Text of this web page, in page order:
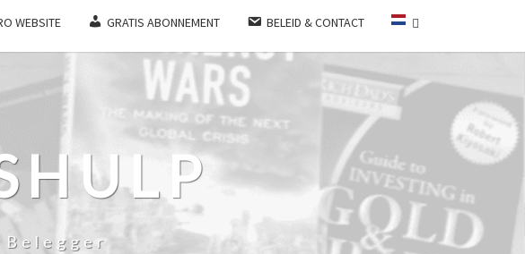
WEBSITE GRATIS ABONNEMENT BELEID & CONTACT
Belegger